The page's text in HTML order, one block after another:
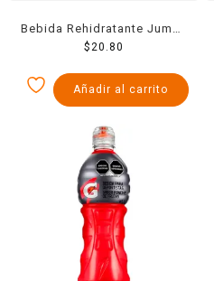
Bebida Rehidratante Jumex
Hidrolit Coco 625 Ml
$20.80
Añadir al carrito